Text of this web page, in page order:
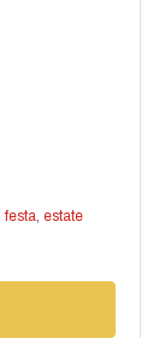
estate